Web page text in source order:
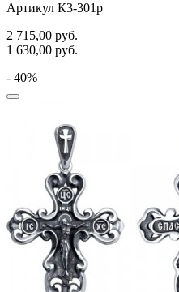
Артикул К3-301р
2 715,00 руб.
1 630,00 руб.
- 40%